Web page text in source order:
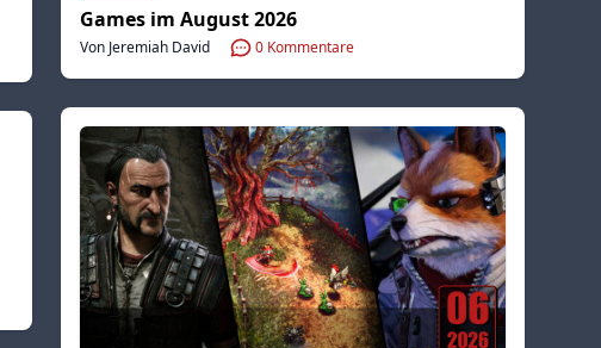
Games im August 2026
Von Jeremiah David 0 Kommentare